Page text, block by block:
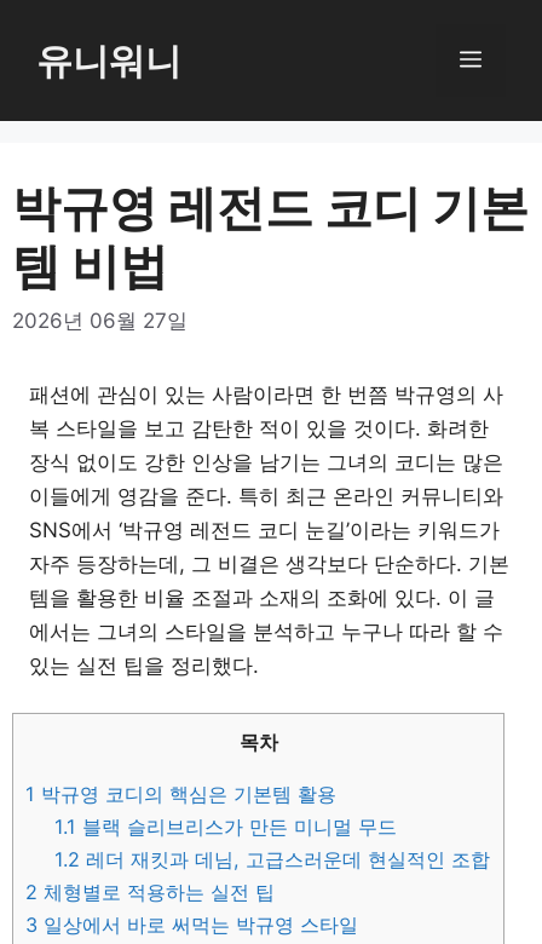
로
너
뛰
기
유니워니 메
박규영 레전드 코디 기본
템 비법
2026년 06월 27일
패션에 관심이 있는 사람이라면 한 번쯤 박규영의 사
복 스타일을 보고 감탄한 적이 있을 것이다. 화려한
장식 없이도 강한 인상을 남기는 그녀의 코디는 많은
이들에게 영감을 준다. 특히 최근 온라인 커뮤니티와
SNS에서 ‘박규영 레전드 코디 눈길’이라는 키워드가
자주 등장하는데, 그 비결은 생각보다 단순하다. 기본
템을 활용한 비율 조절과 소재의 조화에 있다. 이 글
에서는 그녀의 스타일을 분석하고 누구나 따라 할 수
있는 실전 팁을 정리했다.
목차
1 박규영 코디의 핵심은 기본템 활용
1.1 블랙 슬리브리스가 만든 미니멀 무드
1.2 레더 재킷과 데님, 고급스러운데 현실적인 조합
2 체형별로 적용하는 실전 팁
3 일상에서 바로 써먹는 박규영 스타일